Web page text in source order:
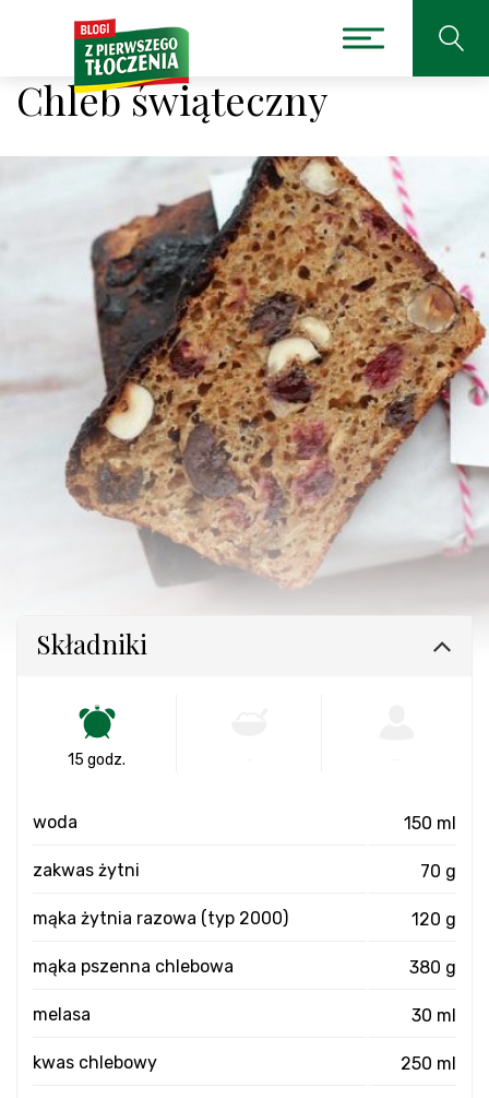
Chleb świąteczny
Składniki
15 godz.
woda 150 ml
zakwas żytni 70 g
mąka żytnia razowa (typ 2000) 120 g
mąka pszenna chlebowa 380 g
melasa 30 ml
kwas chlebowy 250 ml